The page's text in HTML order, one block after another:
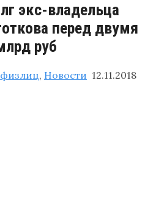
экс-владельца
перед двумя
руб
физлиц, Новости 12.11.2018